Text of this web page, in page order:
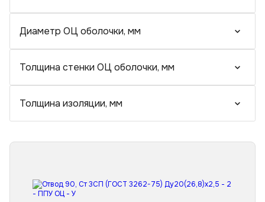
Переходы ППУ
Отводы стальные ППУ
Диаметр ОЦ оболочки, мм
Толщина стенки ОЦ оболочки, мм
Толщина изоляции, мм